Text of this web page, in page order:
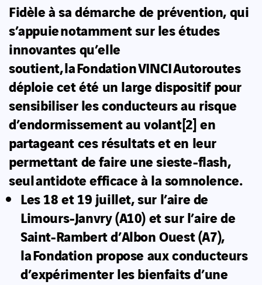
Fidèle à sa démarche de prévention, qui
s’appuie notamment sur les études
innovantes qu’elle
soutient, la Fondation VINCI Autoroutes
déploie cet été un large dispositif pour
sensibiliser les conducteurs au risque
d’endormissement au volant[2]en
partageant ces résultats et en leur
permettant de faire une sieste-flash,
seul antidote efficace à la somnolence.
Les 18 et 19 juillet, sur l’aire de
Limours-Janvry (A10) et sur l’aire de
Saint-Rambert d’Albon Ouest (A7),
la Fondation propose aux conducteurs
d’expérimenter les bienfaits d’une